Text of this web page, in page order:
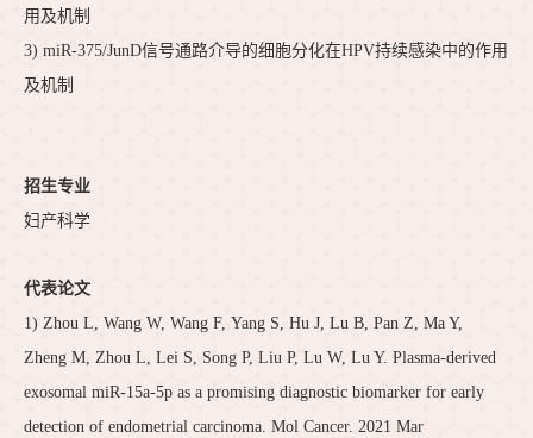
用及机制
3) miR-375/JunD信号通路介导的细胞分化在HPV持续感染中的作用
及机制
招生专业
妇产科学
代表论文
1) Zhou L, Wang W, Wang F, Yang S, Hu J, Lu B, Pan Z, Ma Y,
Zheng M, Zhou L, Lei S, Song P, Liu P, Lu W, Lu Y. Plasma-derived
exosomal miR-15a-5p as a promising diagnostic biomarker for early
detection of endometrial carcinoma. Mol Cancer. 2021 Mar